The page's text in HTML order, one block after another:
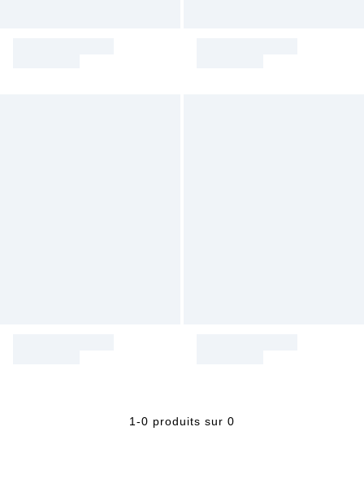
1-0 produits sur 0